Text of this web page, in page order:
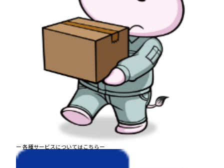
ー 各種サービスについてはこちらー